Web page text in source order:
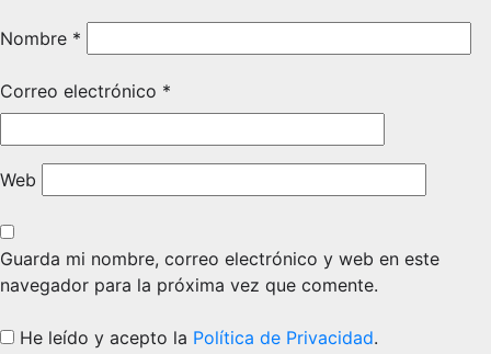
Nombre *
Correo electrónico *
Web
Guarda mi nombre, correo electrónico y web en este
navegador para la próxima vez que comente.
He leído y acepto la Política de Privacidad.